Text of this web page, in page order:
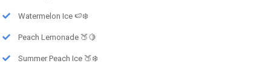
Watermelon Ice 🍉❄️
Peach Lemonade 🍑🍋
Summer Peach Ice 🍑❄️